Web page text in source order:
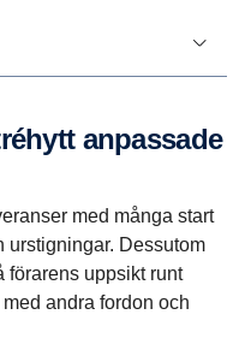
med många start
urstigningar. Dessutom
förarens uppsikt runt
andra fordon och